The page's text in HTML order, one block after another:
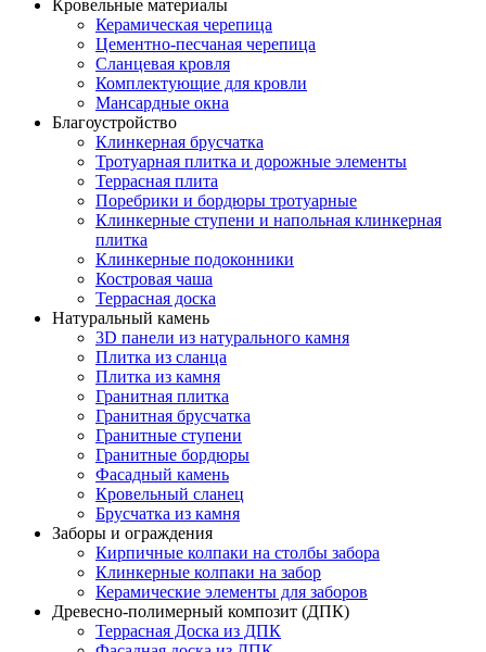
Кровельные материалы
Керамическая черепица
Цементно-песчаная черепица
Сланцевая кровля
Комплектующие для кровли
Мансардные окна
Благоустройство
Клинкерная брусчатка
Тротуарная плитка и дорожные элементы
Террасная плита
Поребрики и бордюры тротуарные
Клинкерные ступени и напольная клинкерная
плитка
Клинкерные подоконники
Костровая чаша
Террасная доска
Натуральный камень
3D панели из натурального камня
Плитка из сланца
Плитка из камня
Гранитная плитка
Гранитная брусчатка
Гранитные ступени
Гранитные бордюры
Фасадный камень
Кровельный сланец
Брусчатка из камня
Заборы и ограждения
Кирпичные колпаки на столбы забора
Клинкерные колпаки на забор
Керамические элементы для заборов
Древесно-полимерный композит (ДПК)
Террасная Доска из ДПК